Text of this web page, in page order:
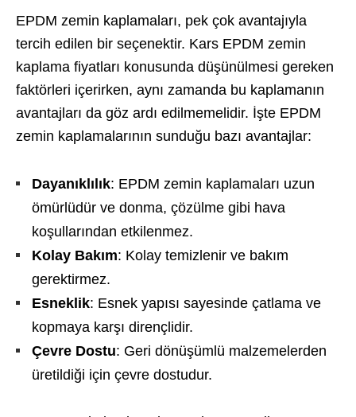
EPDM zemin kaplamaları, pek çok avantajıyla
tercih edilen bir seçenektir. Kars EPDM zemin
kaplama fiyatları konusunda düşünülmesi gereken
faktörleri içerirken, aynı zamanda bu kaplamanın
avantajları da göz ardı edilmemelidir. İşte EPDM
zemin kaplamalarının sunduğu bazı avantajlar:
Dayanıklılık: EPDM zemin kaplamaları uzun
ömürlüdür ve donma, çözülme gibi hava
koşullarından etkilenmez.
Kolay Bakım: Kolay temizlenir ve bakım
gerektirmez.
Esneklik: Esnek yapısı sayesinde çatlama ve
kopmaya karşı dirençlidir.
Çevre Dostu: Geri dönüşümlü malzemelerden
üretildiği için çevre dostudur.